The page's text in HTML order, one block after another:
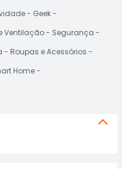
Geek
Ventilação
Segurança
Roupas e Acessórios
Home